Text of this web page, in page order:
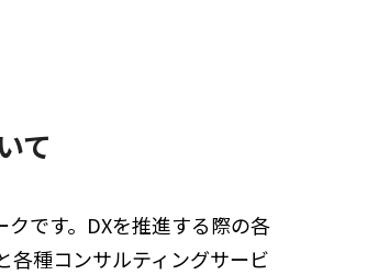
て
です。DXを推進する際の各
種コンサルティングサービ